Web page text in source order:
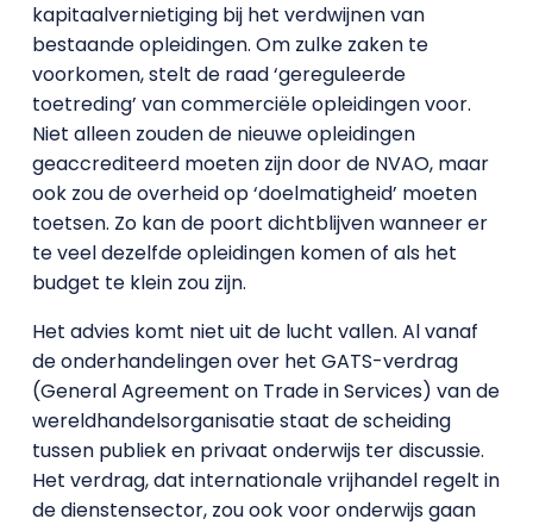
kapitaalvernietiging bij het verdwijnen van
bestaande opleidingen. Om zulke zaken te
voorkomen, stelt de raad ‘gereguleerde
toetreding’ van commerciële opleidingen voor.
Niet alleen zouden de nieuwe opleidingen
geaccrediteerd moeten zijn door de NVAO, maar
ook zou de overheid op ‘doelmatigheid’ moeten
toetsen. Zo kan de poort dichtblijven wanneer er
te veel dezelfde opleidingen komen of als het
budget te klein zou zijn.
Het advies komt niet uit de lucht vallen. Al vanaf
de onderhandelingen over het GATS-verdrag
(General Agreement on Trade in Services) van de
wereldhandelsorganisatie staat de scheiding
tussen publiek en privaat onderwijs ter discussie.
Het verdrag, dat internationale vrijhandel regelt in
de dienstensector, zou ook voor onderwijs gaan